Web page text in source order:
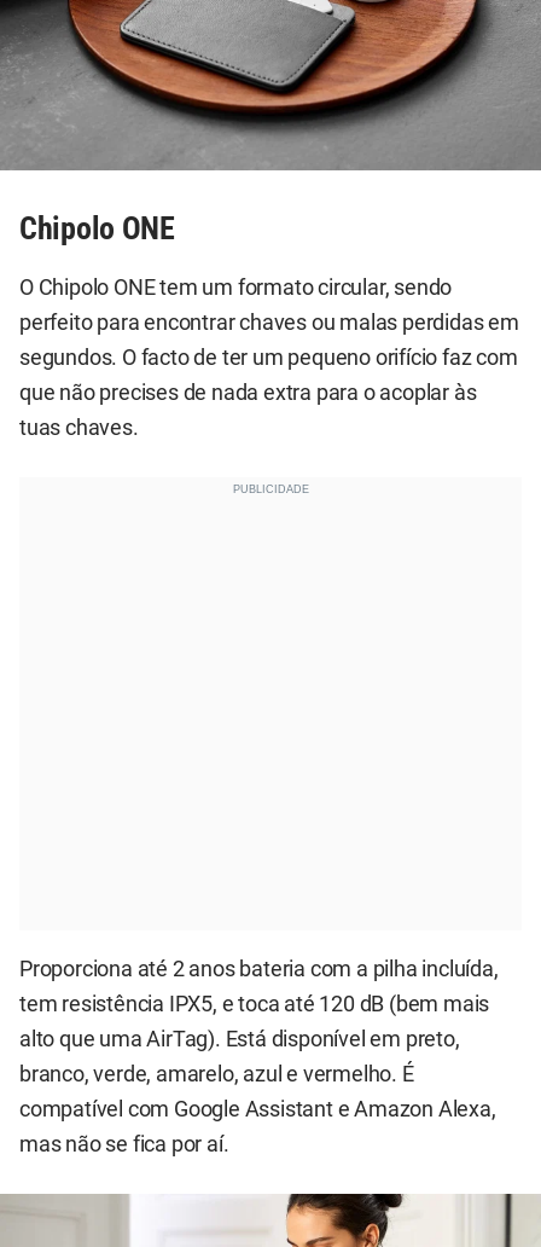
Chipolo ONE
O Chipolo ONE tem um formato circular, sendo
perfeito para encontrar chaves ou malas perdidas em
segundos. O facto de ter um pequeno orifício faz com
que não precises de nada extra para o acoplar às
tuas chaves.
Proporciona até 2 anos bateria com a pilha incluída,
tem resistência IPX5, e toca até 120 dB (bem mais
alto que uma AirTag). Está disponível em preto,
branco, verde, amarelo, azul e vermelho. É
compatível com Google Assistant e Amazon Alexa,
mas não se fica por aí.